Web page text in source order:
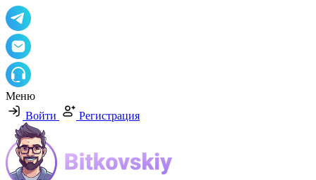
Меню
Войти
Регистрация